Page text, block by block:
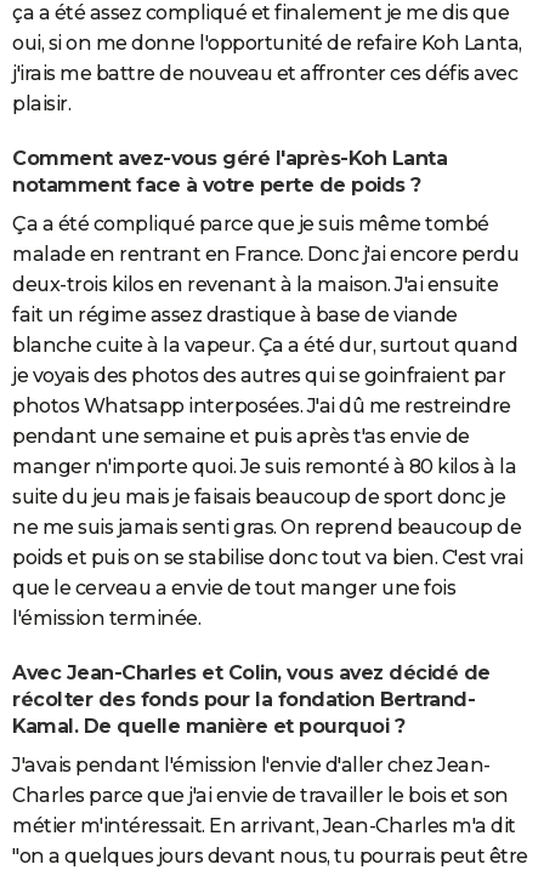
ça a été assez compliqué et finalement je me dis que
oui, si on me donne l'opportunité de refaire Koh Lanta,
j'irais me battre de nouveau et affronter ces défis avec
plaisir.
Comment avez-vous géré l'après-Koh Lanta
notamment face à votre perte de poids ?
Ça a été compliqué parce que je suis même tombé
malade en rentrant en France. Donc j'ai encore perdu
deux-trois kilos en revenant à la maison. J'ai ensuite
fait un régime assez drastique à base de viande
blanche cuite à la vapeur. Ça a été dur, surtout quand
je voyais des photos des autres qui se goinfraient par
photos Whatsapp interposées. J'ai dû me restreindre
pendant une semaine et puis après t'as envie de
manger n'importe quoi. Je suis remonté à 80 kilos à la
suite du jeu mais je faisais beaucoup de sport donc je
ne me suis jamais senti gras. On reprend beaucoup de
poids et puis on se stabilise donc tout va bien. C'est vrai
que le cerveau a envie de tout manger une fois
l'émission terminée.
Avec Jean-Charles et Colin, vous avez décidé de
récolter des fonds pour la fondation Bertrand-
Kamal. De quelle manière et pourquoi ?
J'avais pendant l'émission l'envie d'aller chez Jean-
Charles parce que j'ai envie de travailler le bois et son
métier m'intéressait. En arrivant, Jean-Charles m'a dit
"on a quelques jours devant nous, tu pourrais peut être